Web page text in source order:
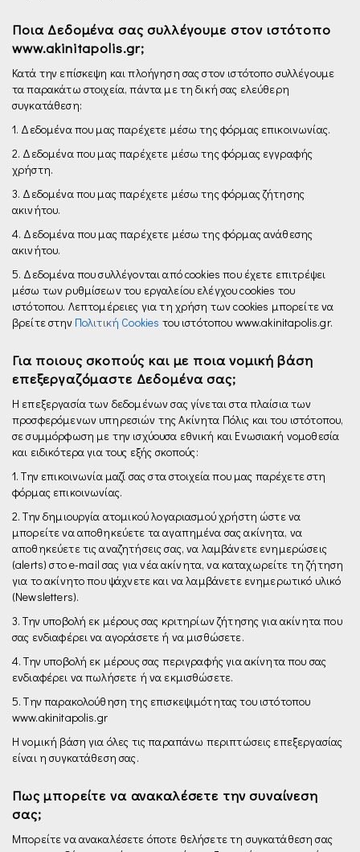
Ποια Δεδομένα σας συλλέγουμε στον ιστότοπο
www.akinitapolis.gr;
Κατά την επίσκεψη και πλοήγηση σας στον ιστότοπο συλλέγουμε
τα παρακάτω στοιχεία, πάντα με τη δική σας ελεύθερη
συγκατάθεση:
1. Δεδομένα που μας παρέχετε µέσω της φόρμας επικοινωνίας.
2. Δεδομένα που μας παρέχετε µέσω της φόρμας εγγραφής
χρήστη.
3. Δεδομένα που μας παρέχετε µέσω της φόρμας ζήτησης
ακινήτου.
4. Δεδομένα που μας παρέχετε µέσω της φόρμας ανάθεσης
ακινήτου.
5. Δεδομένα που συλλέγονται από cookies που έχετε επιτρέψει
μέσω των ρυθμίσεων του εργαλείου ελέγχου cookies του
ιστότοπου. Λεπτομέρειες για τη χρήση των cookies μπορείτε να
βρείτε στην Πολιτική Cookies του ιστότοπου www.akinitapolis.gr.
Για ποιους σκοπούς και με ποια νομική βάση
επεξεργαζόμαστε Δεδομένα σας;
Η επεξεργασία των δεδομένων σας γίνεται στα πλαίσια των
προσφερόμενων υπηρεσιών της Ακίνητα Πόλις και του ιστότοπου,
σε συμμόρφωση µε την ισχύουσα εθνική και Ενωσιακή νομοθεσία
και ειδικότερα για τους εξής σκοπούς:
1. Την επικοινωνία μαζί σας στα στοιχεία που μας παρέχετε στη
φόρμας επικοινωνίας.
2. Την δημιουργία ατομικού λογαριασμού χρήστη ώστε να
μπορείτε να αποθηκεύετε τα αγαπημένα σας ακίνητα, να
αποθηκεύετε τις αναζητήσεις σας, να λαμβάνετε ενημερώσεις
(alerts) στο e-mail σας για νέα ακίνητα, να καταχωρείτε τη ζήτηση
για το ακίνητο που ψάχνετε και να λαμβάνετε ενημερωτικό υλικό
(Newsletters).
3. Την υποβολή εκ μέρους σας κριτηρίων ζήτησης για ακίνητα που
σας ενδιαφέρει να αγοράσετε ή να μισθώσετε.
4. Την υποβολή εκ μέρους σας περιγραφής για ακίνητα που σας
ενδιαφέρει να πωλήσετε ή να εκμισθώσετε.
5. Tην παρακολούθηση της επισκεψιµότητας του ιστότοπου
www.akinitapolis.gr
H νομική βάση για όλες τις παραπάνω περιπτώσεις επεξεργασίας
είναι η συγκατάθεση σας.
Πως μπορείτε να ανακαλέσετε την συναίνεση
σας;
Μπορείτε να ανακαλέσετε όποτε θελήσετε τη συγκατάθεση σας